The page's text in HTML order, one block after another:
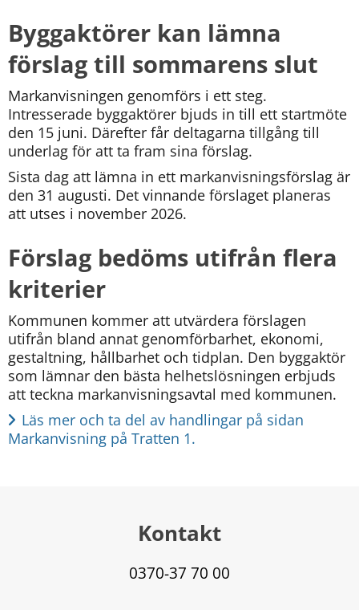
Byggaktörer kan lämna
förslag till sommarens slut
Markanvisningen genomförs i ett steg.
Intresserade byggaktörer bjuds in till ett startmöte
den 15 juni. Därefter får deltagarna tillgång till
underlag för att ta fram sina förslag.
Sista dag att lämna in ett markanvisningsförslag är
den 31 augusti. Det vinnande förslaget planeras
att utses i november 2026.
Förslag bedöms utifrån flera
kriterier
Kommunen kommer att utvärdera förslagen
utifrån bland annat genomförbarhet, ekonomi,
gestaltning, hållbarhet och tidplan. Den byggaktör
som lämnar den bästa helhetslösningen erbjuds
att teckna markanvisningsavtal med kommunen.
Läs mer och ta del av handlingar på sidan
Markanvisning på Tratten 1.
Kontakt
0370-37 70 00